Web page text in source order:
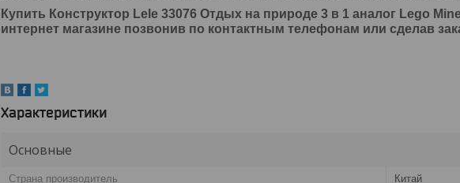
Купить Конструктор Lele 33076 Отдых на природе 3 в 1 аналог Lego
интернет магазине позвонив по контактным телефонам или сделав
Характеристики
Основные
Страна производитель Китай